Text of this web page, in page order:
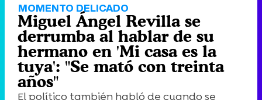
MOMENTO DELICADO
Miguel Ángel Revilla se
derrumba al hablar de su
hermano en 'Mi casa es la
tuya': "Se mató con treinta
años"
El político también habló de cuando se